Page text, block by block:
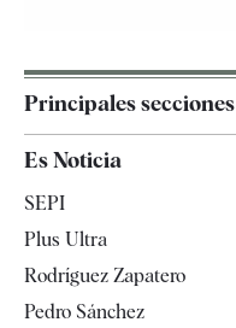
Principales secciones
Televisión
Es Noticia
SEPI
Plus Ultra
Rodríguez Zapatero
Pedro Sánchez